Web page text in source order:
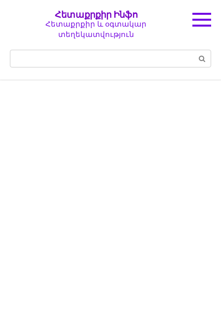
Հետաքրքիր Ինֆո
Հետաքրքիր և օգտակար
տեղեկատվություն